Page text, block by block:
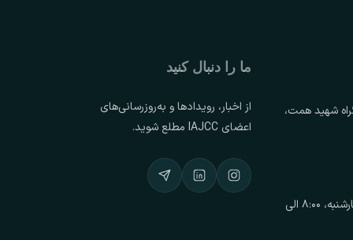
شهید همت،
ساعت کاری: شنبه تا چهارشنبه، ۸:۰۰ الی
ما را دنبال کنید
از اخبار، رویدادها و به‌روزرسانی‌های
اعضای IAJCC مطلع شوید.